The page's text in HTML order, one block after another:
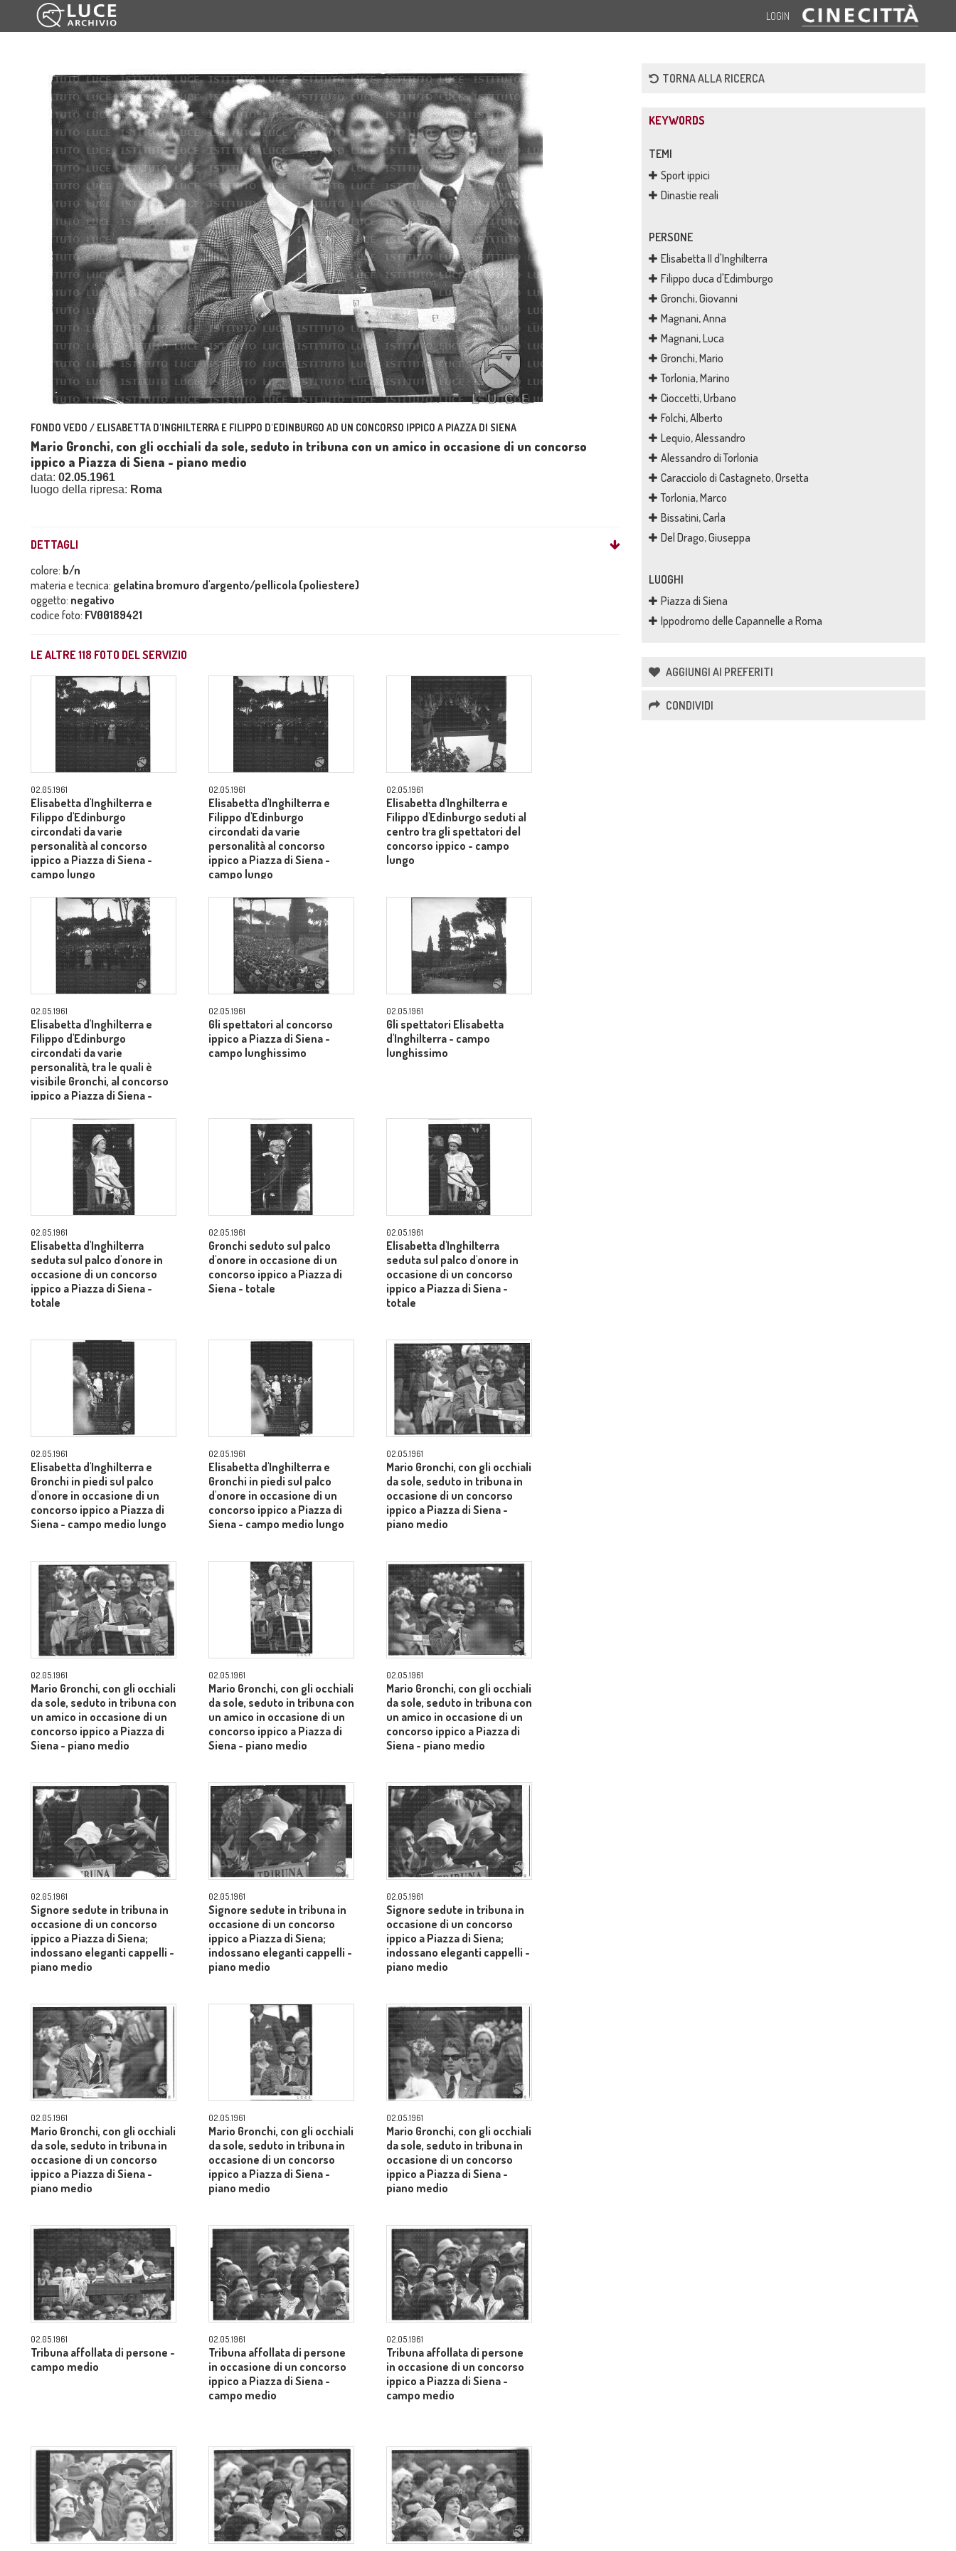
LOGIN
FONDO VEDO / ELISABETTA D'INGHILTERRA E FILIPPO D'EDINBURGO AD UN CONCORSO IPPICO A PIAZZA DI SIENA
Mario Gronchi, con gli occhiali da sole, seduto in tribuna con un amico in occasione di un concorso
ippico a Piazza di Siena - piano medio
data: 02.05.1961
luogo della ripresa: Roma
DETTAGLI
colore: b/n
materia e tecnica: gelatina bromuro d'argento/pellicola (poliestere)
oggetto: negativo
codice foto: FV00189421
LE ALTRE118 FOTO DEL SERVIZIO
02.05.1961
Elisabetta d'Inghilterra e
Filippo d'Edinburgo
circondati da varie
personalità al concorso
ippico a Piazza di Siena -
campo lungo
02.05.1961
Elisabetta d'Inghilterra e
Filippo d'Edinburgo
circondati da varie
personalità al concorso
ippico a Piazza di Siena -
campo lungo
02.05.1961
Elisabetta d'Inghilterra e
Filippo d'Edinburgo seduti al
centro tra gli spettatori del
concorso ippico - campo
lungo
02.05.1961
Elisabetta d'Inghilterra e
Filippo d'Edinburgo
circondati da varie
personalità, tra le quali è
visibile Gronchi, al concorso
ippico a Piazza di Siena -
02.05.1961
Gli spettatori al concorso
ippico a Piazza di Siena -
campo lunghissimo
02.05.1961
Gli spettatori Elisabetta
d'Inghilterra - campo
lunghissimo
02.05.1961
Elisabetta d'Inghilterra
seduta sul palco d'onore in
occasione di un concorso
ippico a Piazza di Siena -
totale
02.05.1961
Gronchi seduto sul palco
d'onore in occasione di un
concorso ippico a Piazza di
Siena - totale
02.05.1961
Elisabetta d'Inghilterra
seduta sul palco d'onore in
occasione di un concorso
ippico a Piazza di Siena -
totale
02.05.1961
Elisabetta d'Inghilterra e
Gronchi in piedi sul palco
d'onore in occasione di un
concorso ippico a Piazza di
Siena - campo medio lungo
02.05.1961
Elisabetta d'Inghilterra e
Gronchi in piedi sul palco
d'onore in occasione di un
concorso ippico a Piazza di
Siena - campo medio lungo
02.05.1961
Mario Gronchi, con gli occhiali
da sole, seduto in tribuna in
occasione di un concorso
ippico a Piazza di Siena -
piano medio
02.05.1961
Mario Gronchi, con gli occhiali
da sole, seduto in tribuna con
un amico in occasione di un
concorso ippico a Piazza di
Siena - piano medio
02.05.1961
Mario Gronchi, con gli occhiali
da sole, seduto in tribuna con
un amico in occasione di un
concorso ippico a Piazza di
Siena - piano medio
02.05.1961
Mario Gronchi, con gli occhiali
da sole, seduto in tribuna con
un amico in occasione di un
concorso ippico a Piazza di
Siena - piano medio
02.05.1961
Signore sedute in tribuna in
occasione di un concorso
ippico a Piazza di Siena;
indossano eleganti cappelli -
piano medio
02.05.1961
Signore sedute in tribuna in
occasione di un concorso
ippico a Piazza di Siena;
indossano eleganti cappelli -
piano medio
02.05.1961
Signore sedute in tribuna in
occasione di un concorso
ippico a Piazza di Siena;
indossano eleganti cappelli -
piano medio
02.05.1961
Mario Gronchi, con gli occhiali
da sole, seduto in tribuna in
occasione di un concorso
ippico a Piazza di Siena -
piano medio
02.05.1961
Mario Gronchi, con gli occhiali
da sole, seduto in tribuna in
occasione di un concorso
ippico a Piazza di Siena -
piano medio
02.05.1961
Mario Gronchi, con gli occhiali
da sole, seduto in tribuna in
occasione di un concorso
ippico a Piazza di Siena -
piano medio
02.05.1961
Tribuna affollata di persone -
campo medio
02.05.1961
Tribuna affollata di persone
in occasione di un concorso
ippico a Piazza di Siena -
campo medio
02.05.1961
Tribuna affollata di persone
in occasione di un concorso
ippico a Piazza di Siena -
campo medio
TORNA ALLA RICERCA
KEYWORDS
TEMI
Sport ippici
Dinastie reali
PERSONE
Elisabetta II d'Inghilterra
Filippo duca d'Edimburgo
Gronchi, Giovanni
Magnani, Anna
Magnani, Luca
Gronchi, Mario
Torlonia, Marino
Cioccetti, Urbano
Folchi, Alberto
Lequio, Alessandro
Alessandro di Torlonia
Caracciolo di Castagneto, Orsetta
Torlonia, Marco
Bissatini, Carla
Del Drago, Giuseppa
LUOGHI
Piazza di Siena
Ippodromo delle Capannelle a Roma
AGGIUNGI AI PREFERITI
CONDIVIDI